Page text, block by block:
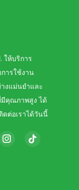
ให้บริการ
ารใช้งาน
งแม่นยำและ
มีคุณภาพสูง ได้
ดต่อเราได้วันนี้